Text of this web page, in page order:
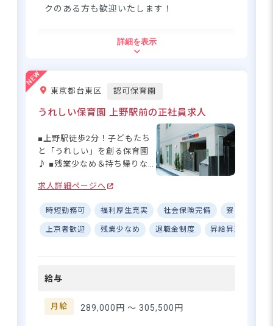
ませんか！
さらに詳しい
求人情報 へ
登録・相談無料
希望に合う求人の
紹介を受ける
クのある方も歓迎いたします！
料）。駅の周辺にはスーパーマーケット
や飲食店があり、夕飯などの買い物に便
利です。
福利厚生が充実の好環境！賞与年3
回・初年度より最大計4.5カ月分支
詳細を表示
東京都台東区 認可保育園
うれしい保育園 上野駅前の正社員求人
■上野駅徒歩2分！子どもたち
と「うれしい」を創る保育園
♪ ■残業少なめ＆持ち帰りな
厚い研修で安心のスタート☆
■年間休日121日以上でワーク
ライフバランス◎ ーー【子ど
もと高齢者の笑顔が溢れる、
設との世代間交流を通じて、
します。「人を大事にし、人
を育てる」という理念のも
求人詳細ページへ
時短勤務可 福利厚生充実 社会保険完備 寮・住宅・
上京者歓迎 残業少なめ 退職金制度 昇給昇進あり
給与
月給 289,000円 〜305,500円